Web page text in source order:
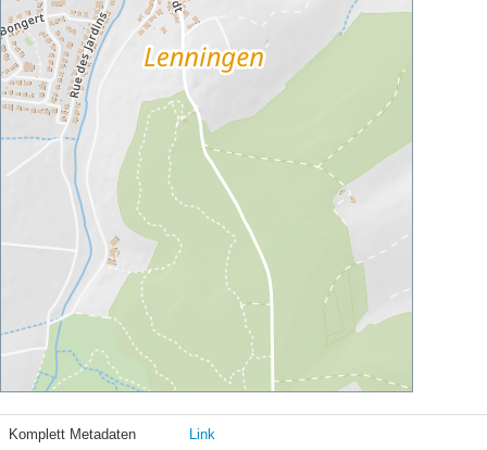
Komplett Metadaten Link